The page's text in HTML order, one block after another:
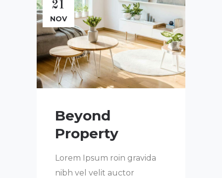
21
NOV
Beyond
Property
Lorem Ipsum roin gravida
nibh vel velit auctor